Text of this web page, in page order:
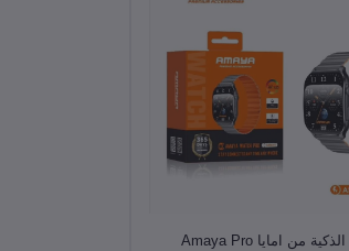
الإضافة إلى سلة التسوقساعة الذكية من امايا Amaya Pro